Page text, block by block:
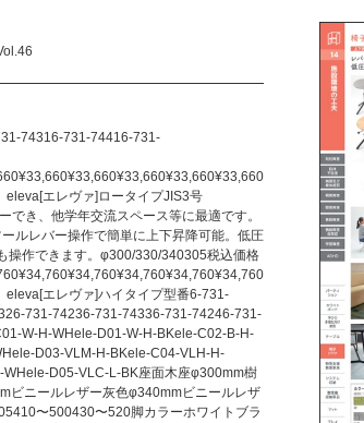
74316-731-74416-731-
エレヴァ]ロータイプJIS3号
き、他学年交流スペース等に最適です。
ルレバー操作で簡単に上下昇降可能。低圧
操作できます。φ300/330/340305税込価格
エレヴァ]ハイタイプ型番6-731-
731-74236-731-74336-731-74246-731-
W-H-WHele-D01-W-H-BKele-C02-B-H-
D03-VLM-H-BKele-C04-VLH-H-
D05-VLC-L-BK座面木座φ300mm樹
ビニールレザー灰色φ340mmビニールレザ
〜500430〜520脚カラーホワイトブラ